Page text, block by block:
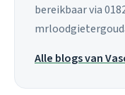
bereikbaar via
Alle blogs van